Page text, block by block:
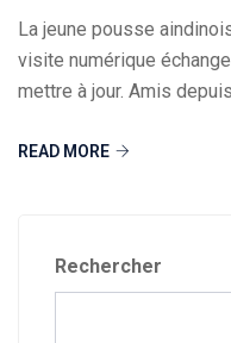
La jeune pousse
visite numérique
mettre à jour. Amis
READ MORE
Rechercher